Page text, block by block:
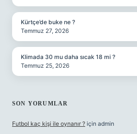
Kürtçe’de buke ne ?
Temmuz 27, 2026
Klimada 30 mu daha sıcak 18 mi ?
Temmuz 25, 2026
SON YORUMLAR
Futbol kaç kişi ile oynanır ? için admin